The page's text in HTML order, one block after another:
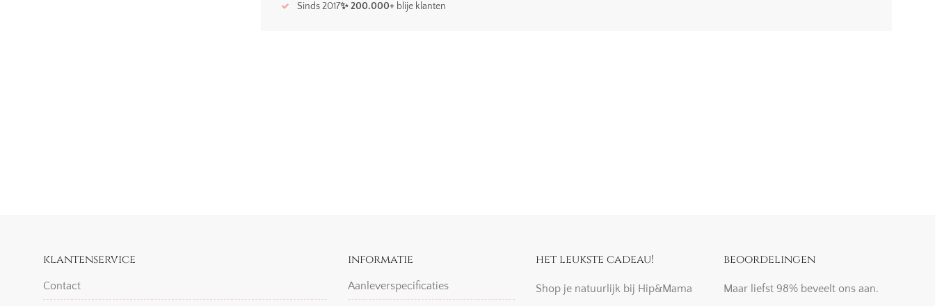
Sinds 2017✨ 200.000+ blije klanten
klantenservice
Contact
informatie
Aanleverspecificaties
het leukste cadeau!
Shop je natuurlijk bij Hip&Mama
beoordelingen
Maar liefst 98% beveelt ons aan.